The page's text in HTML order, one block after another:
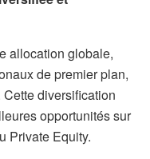
allocation globale,
de premier plan,
diversification
opportunités sur
Private Equity.